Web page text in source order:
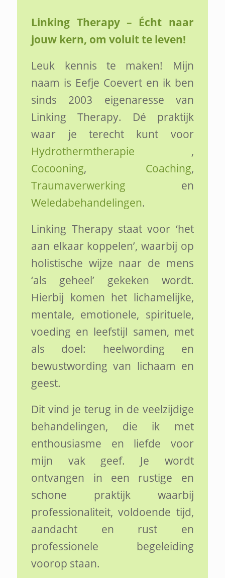
Linking Therapy – Écht naar
jouw kern, om voluit te leven!
Leuk kennis te maken! Mijn
naam is Eefje Coevert en ik ben
sinds 2003 eigenaresse van
Linking Therapy. Dé praktijk
waar je terecht kunt voor
Hydrothermtherapie ,
Cocooning, Coaching,
Traumaverwerking en
Weledabehandelingen.
Linking Therapy staat voor ‘het
aan elkaar koppelen’, waarbij op
holistische wijze naar de mens
‘als geheel’ gekeken wordt.
Hierbij komen het lichamelijke,
mentale, emotionele, spirituele,
voeding en leefstijl samen, met
als doel: heelwording en
bewustwording van lichaam en
geest.
Dit vind je terug in de veelzijdige
behandelingen, die ik met
enthousiasme en liefde voor
mijn vak geef. Je wordt
ontvangen in een rustige en
schone praktijk waarbij
professionaliteit, voldoende tijd,
aandacht en rust en
professionele begeleiding
voorop staan.